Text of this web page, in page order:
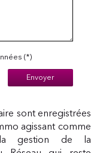
(*)
Envoyer
sont enregistrées
agissant comme
la gestion de la